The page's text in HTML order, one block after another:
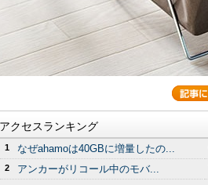
アクセスランキング
1 なぜahamoは40GBに増量したの...
2 アンカーがリコール中のモバ...